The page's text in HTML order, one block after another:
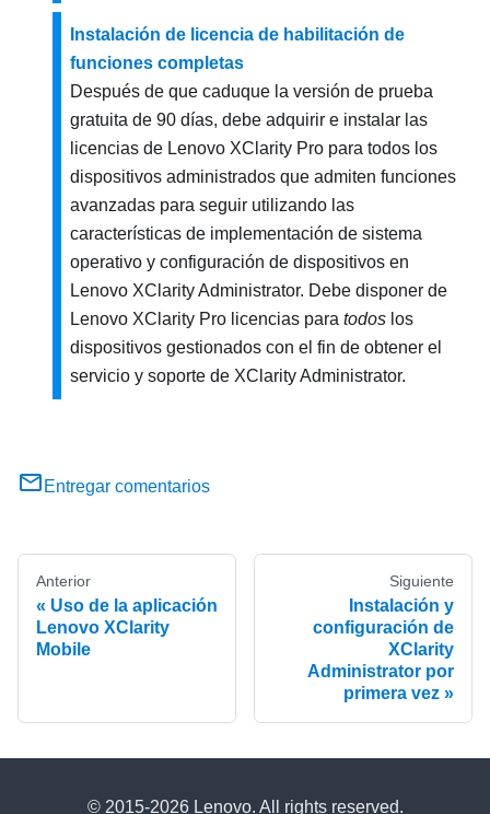
Instalación de licencia de habilitación de
funciones completas
Después de que caduque la versión de prueba
gratuita de 90 días, debe adquirir e instalar las
licencias de Lenovo XClarity Pro para todos los
dispositivos administrados que admiten funciones
avanzadas para seguir utilizando las
características de implementación de sistema
operativo y configuración de dispositivos en
Lenovo XClarity Administrator. Debe disponer de
Lenovo XClarity Pro licencias para todos los
dispositivos gestionados con el fin de obtener el
servicio y soporte de XClarity Administrator.
Entregar comentarios
Anterior
Uso de la aplicación
Lenovo XClarity
Mobile
Siguiente
Instalación y
configuración de
XClarity
Administrator por
primera vez
© 2015-2026 Lenovo. All rights reserved.